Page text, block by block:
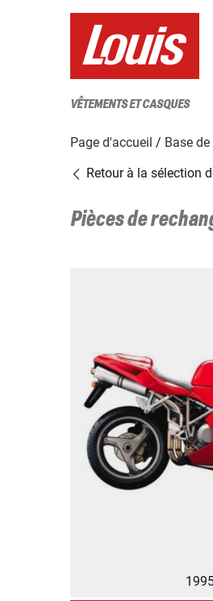
VÊTEMENTS ET CASQUES
Page d'accueil Base
Retour à la sélection
Pièces de